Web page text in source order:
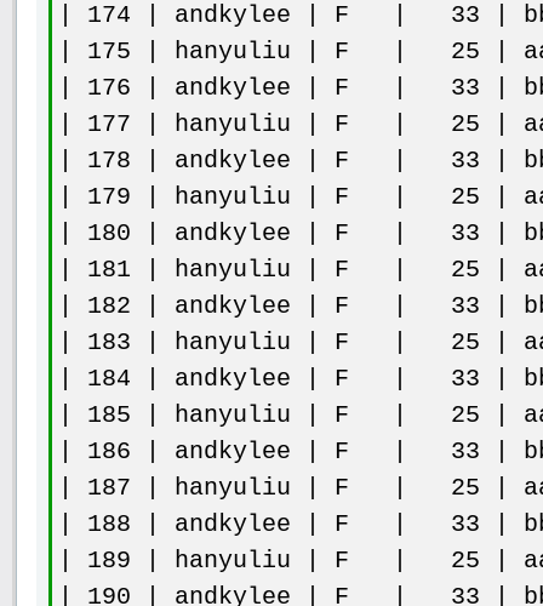
| 174 | andkylee | F | 33 |
| 175 | hanyuliu | F | 25 |
| 176 | andkylee | F | 33 |
| 177 | hanyuliu | F | 25 |
| 178 | andkylee | F | 33 |
| 179 | hanyuliu | F | 25 |
| 180 | andkylee | F | 33 |
| 181 | hanyuliu | F | 25 |
| 182 | andkylee | F | 33 |
| 183 | hanyuliu | F | 25 |
| 184 | andkylee | F | 33 |
| 185 | hanyuliu | F | 25 |
| 186 | andkylee | F | 33 |
| 187 | hanyuliu | F | 25 |
| 188 | andkylee | F | 33 |
| 189 | hanyuliu | F | 25 |
| 190 | andkylee | F | 33 |